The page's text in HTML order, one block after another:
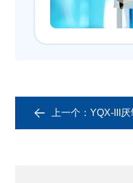
上一个： YQX-III